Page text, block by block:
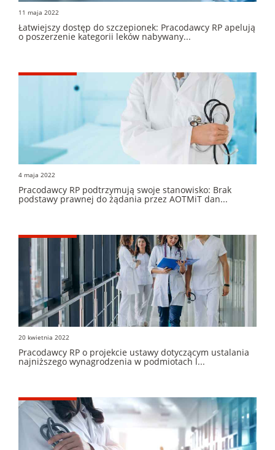
11 maja 2022
Łatwiejszy dostęp do szczepionek: Pracodawcy RP apelują
o poszerzenie kategorii leków nabywany...
4 maja 2022
Pracodawcy RP podtrzymują swoje stanowisko: Brak
podstawy prawnej do żądania przez AOTMiT dan...
20 kwietnia 2022
Pracodawcy RP o projekcie ustawy dotyczącym ustalania
najniższego wynagrodzenia w podmiotach l...